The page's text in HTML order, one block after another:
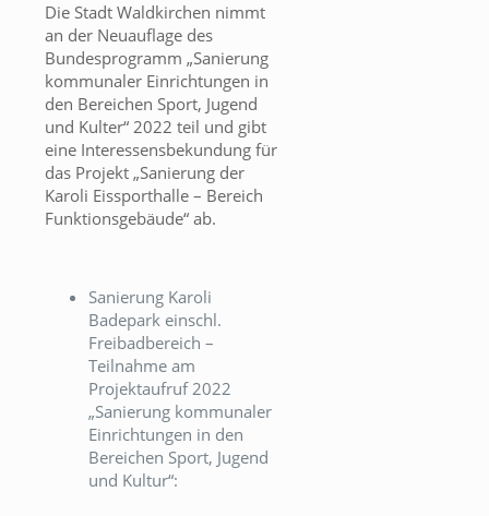
Die Stadt Waldkirchen nimmt
an der Neuauflage des
Bundesprogramm „Sanierung
kommunaler Einrichtungen in
den Bereichen Sport, Jugend
und Kulter“ 2022 teil und gibt
eine Interessensbekundung für
das Projekt „Sanierung der
Karoli Eissporthalle – Bereich
Funktionsgebäude“ ab.
Sanierung Karoli
Badepark einschl.
Freibadbereich –
Teilnahme am
Projektaufruf 2022
„Sanierung kommunaler
Einrichtungen in den
Bereichen Sport, Jugend
und Kultur“: